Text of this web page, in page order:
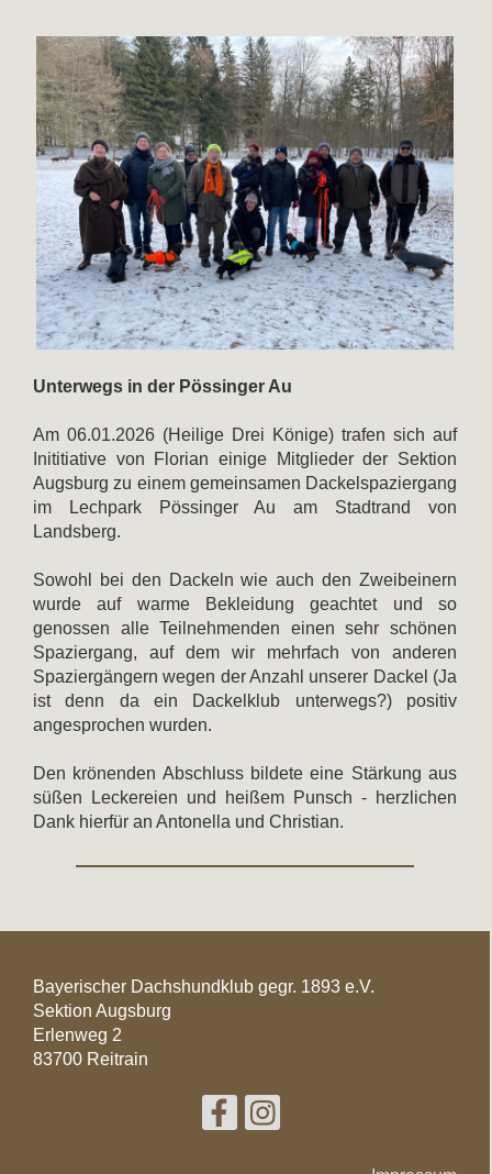
Unterwegs in der Pössinger Au
Am 06.01.2026 (Heilige Drei Könige) trafen sich auf
Inititiative von Florian einige Mitglieder der Sektion
Augsburg zu einem gemeinsamen Dackelspaziergang
im Lechpark Pössinger Au am Stadtrand von
Landsberg.
Sowohl bei den Dackeln wie auch den Zweibeinern
wurde auf warme Bekleidung geachtet und so
genossen alle Teilnehmenden einen sehr schönen
Spaziergang, auf dem wir mehrfach von anderen
Spaziergängern wegen der Anzahl unserer Dackel (Ja
ist denn da ein Dackelklub unterwegs?) positiv
angesprochen wurden.
Den krönenden Abschluss bildete eine Stärkung aus
süßen Leckereien und heißem Punsch - herzlichen
Dank hierfür an Antonella und Christian.
Bayerischer Dachshundklub gegr. 1893 e.V.
Sektion Augsburg
Erlenweg 2
83700 Reitrain